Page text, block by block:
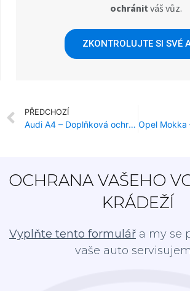
ochránit váš vůz.
ZKONTROLUJTE SI SVÉ
PŘEDCHOZÍ
Audi A4 – Doplňková ochrana proti krádeži
OCHRANA VAŠEHO
KRÁDEŽÍ
Vyplňte tento formulář a my se
vaše auto